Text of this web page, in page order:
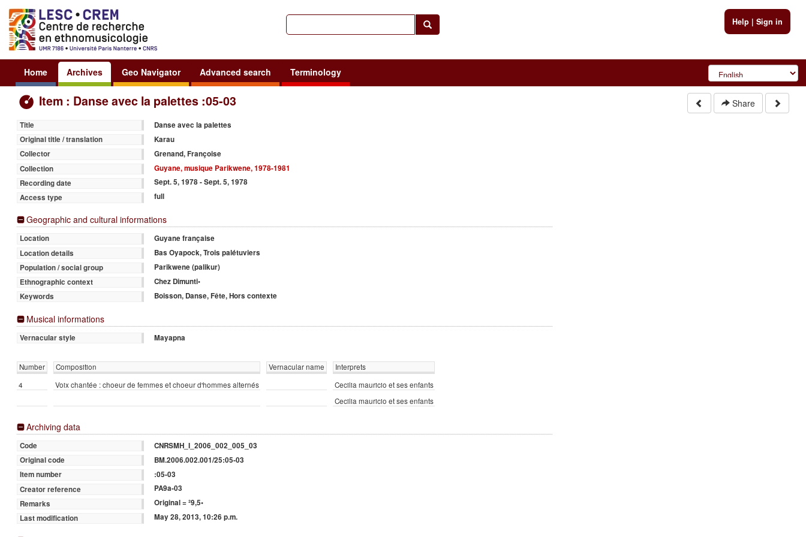
Help| Sign in
Home Archives Geo Navigator Advanced search Terminology
Item : Danse avec la palettes :05-03 Share
Title
Danse avec la palettes
Original title / translation
Karau
Collector
Grenand, Françoise
Collection
Guyane, musique Parikwene, 1978-1981
Recording date
Sept. 5, 1978 - Sept. 5, 1978
Access type
full
Geographic and cultural informations
Location
Guyane française
Location details
Bas Oyapock, Trois palétuviers
Population / social group
Parikwene (palikur)
Ethnographic context
Chez Dimunti•
Keywords
Boisson, Danse, Fête, Hors contexte
Musical informations
Vernacular style Mayapna
Number Composition Vernacular name
Interprets
4
Voix chantée : choeur de femmes et choeur d'hommes alternés
Cecilia mauricio et ses enfants
Cecilia mauricio et ses enfants
Archiving data
Code
CNRSMH_I_2006_002_005_03
Original code
BM.2006.002.001/25:05-03
Item number
:05-03
Creator reference
PA9a-03
Remarks
Original = ²9,5•
Last modification
May 28, 2013, 10:26 p.m.